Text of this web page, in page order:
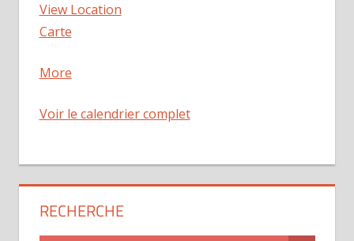
View Location
CarteMaison
Temps
Moreabout
Voir le calendrier complet
RECHERCHE